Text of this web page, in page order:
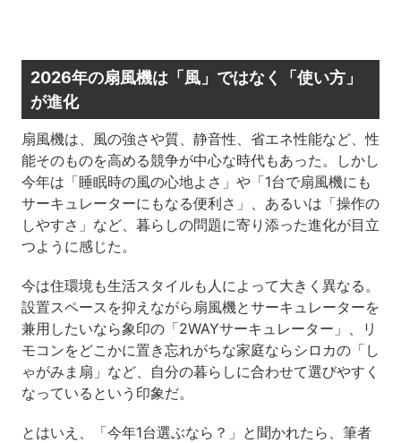
2026年の扇風機は「風」ではなく「使い方」
が進化
扇風機は、風の強さや質、静音性、省エネ性能など、性
能そのものを高める競争が中心な時代もあった。しかし
今年は「睡眠時の風の心地よさ」や「1台で扇風機にも
サーキュレーターにもなる便利さ」、あるいは「操作の
しやすさ」など、暮らしの問題に寄り添った進化が目立
つように感じた。
今は住環境も生活スタイルも人によって大きく異なる。
設置スペースを抑えながら扇風機とサーキュレーターを
兼用したいなら象印の「2WAYサーキュレーター」、リ
モコンをどこかに置き忘れがちな家庭ならシロカの「し
ゃがみま扇」など、自分の暮らしに合わせて選びやすく
なっているという印象だ。
とはいえ、「今年1台選ぶなら？」と聞かれたら、筆者